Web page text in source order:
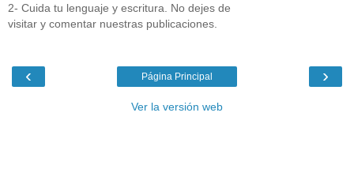
2- Cuida tu lenguaje y escritura. No dejes de
visitar y comentar nuestras publicaciones.
‹ ›
Página Principal
Ver la versión web